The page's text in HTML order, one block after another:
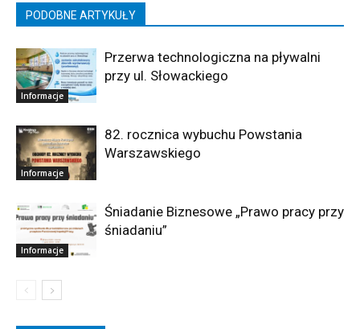
PODOBNE ARTYKUŁY
Informacje
Przerwa technologiczna na pływalni
przy ul. Słowackiego
Informacje
82. rocznica wybuchu Powstania
Warszawskiego
Informacje
Śniadanie Biznesowe „Prawo pracy przy
śniadaniu”